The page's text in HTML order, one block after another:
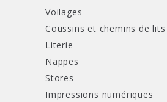
Voilages
Coussins et chemins de lits
Literie
Nappes
Stores
Impressions numériques